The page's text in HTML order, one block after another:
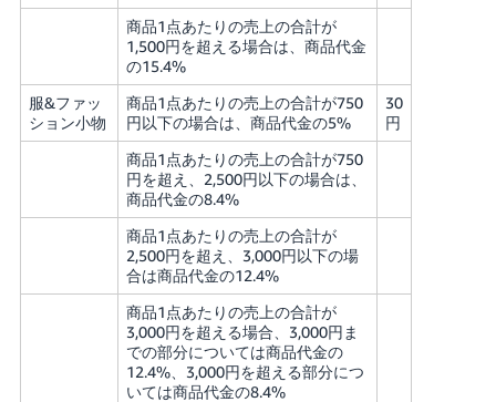
商品1点あたりの売上の合計が
1,500円を超える場合は、商品代金
の15.4%
服&ファッ
ション小物
商品1点あたりの売上の合計が750
円以下の場合は、商品代金の5%
30
円
商品1点あたりの売上の合計が750
円を超え、2,500円以下の場合は、
商品代金の8.4%
商品1点あたりの売上の合計が
2,500円を超え、3,000円以下の場
合は商品代金の12.4%
商品1点あたりの売上の合計が
3,000円を超える場合、3,000円ま
での部分については商品代金の
12.4%、3,000円を超える部分につ
いては商品代金の8.4%